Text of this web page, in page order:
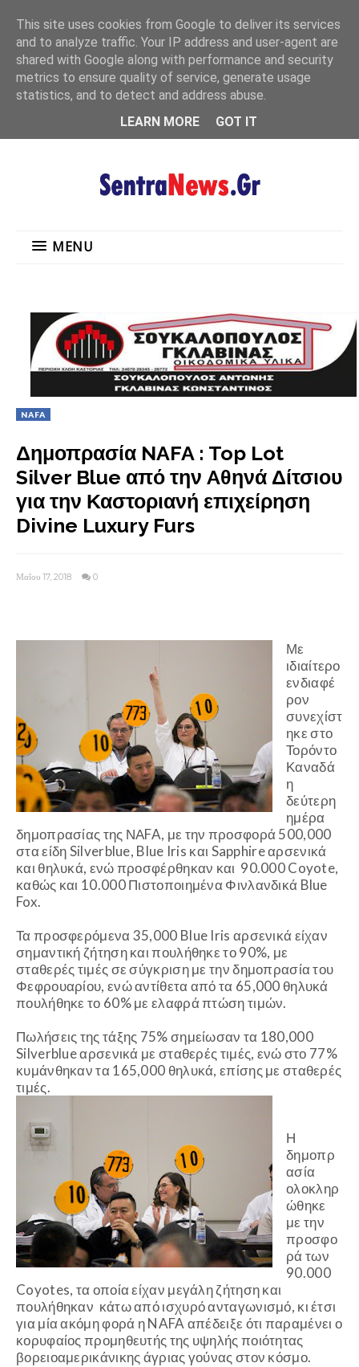
MENU
MENU
NAFA
Δημοπρασία NAFA : Top Lot
Silver Blue από την Aθηνά Δίτσιου
για την Καστοριανή επιχείρηση
Divine Luxury Furs
Μαΐου 17, 2018 0
Με
ιδιαίτερο
ενδιαφέ
ρον
συνεχίστ
ηκε στο
Τορόντο
Καναδά
η
δεύτερη
ημέρα
δημοπρασίας της ΝΑFA, με την προσφορά 500,000
στα είδη Silverblue, Blue Iris και Sapphire αρσενικά
και θηλυκά, ενώ προσφέρθηκαν και 90.000 Coyote,
καθώς και 10.000 Πιστοποιημένα Φινλανδικά Blue
Fox.
Τα προσφερόμενα 35,000 Blue Iris αρσενικά είχαν
σημαντική ζήτηση και πουλήθηκε το 90%, με
σταθερές τιμές σε σύγκριση με την δημοπρασία του
Φεφρουαρίου, ενώ αντίθετα από τα 65,000 θηλυκά
πουλήθηκε το 60% με ελαφρά πτώση τιμών.
Πωλήσεις της τάξης 75% σημείωσαν τα 180,000
Silverblue αρσενικά με σταθερές τιμές, ενώ στο 77%
κυμάνθηκαν τα 165,000 θηλυκά, επίσης με σταθερές
τιμές.
Η
δημοπρ
ασία
ολοκληρ
ώθηκε
με την
προσφο
ρά των
90.000
Coyotes, τα οποία είχαν μεγάλη ζήτηση και
πουλήθηκαν κάτω από ισχυρό ανταγωνισμό, κι έτσι
για μία ακόμη φορά ηNAFAαπέδειξε ότι παραμένει ο
κορυφαίος προμηθευτής της υψηλής ποιότητας
βορειοαμερικάνικης άγριας γούνας στον κόσμο.
This site uses cookies from Google to deliver its services
and to analyze traffic. Your IP address and user-agent are
shared with Google along with performance and security
metrics to ensure quality of service, generate usage
statistics, and to detect and address abuse.
LEARN MORE
GOT IT